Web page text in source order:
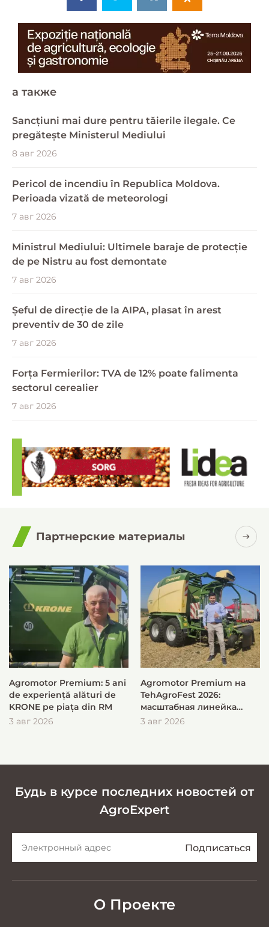
a также
Sancțiuni mai dure pentru tăierile ilegale. Ce
pregătește Ministerul Mediului
8 авг 2026
Pericol de incendiu în Republica Moldova.
Perioada vizată de meteorologi
7 авг 2026
Ministrul Mediului: Ultimele baraje de protecție
de pe Nistru au fost demontate
7 авг 2026
Șeful de direcție de la AIPA, plasat în arest
preventiv de 30 de zile
7 авг 2026
Forța Fermierilor: TVA de 12% poate falimenta
sectorul cerealier
7 авг 2026
Партнерские материалы
Agromotor Premium: 5 ani
de experiență alături de
KRONE pe piața din RM
3 авг 2026
Agromotor Premium на
TehAgroFest 2026:
масштабная линейка
KRONE для быстрой и
3 авг 2026
Будь в курсе последних новостей от
AgroExpert
О Проекте